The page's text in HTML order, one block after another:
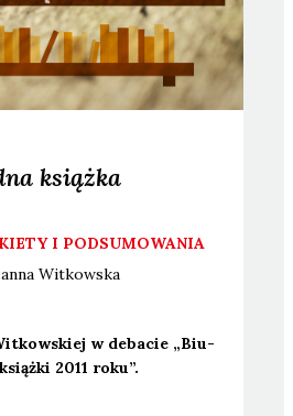
książka
I PODSUMOWANIA
Witkowska
w deba­cie „Biu­
2011 roku”.